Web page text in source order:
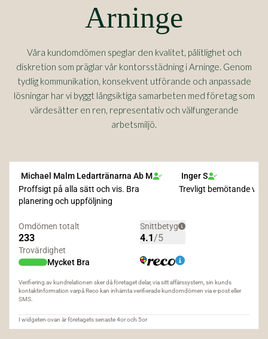
Arninge
Våra kundomdömen speglar den kvalitet, pålitlighet och
diskretion som präglar vår kontorsstädning i Arninge. Genom
tydlig kommunikation, konsekvent utförande och anpassade
lösningar har vi byggt långsiktiga samarbeten med företag som
värdesätter en ren, representativ och välfungerande
arbetsmiljö.